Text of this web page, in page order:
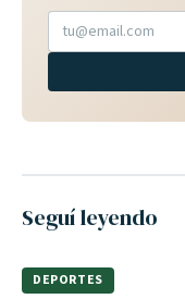
Seguí leyendo
DEPORTES